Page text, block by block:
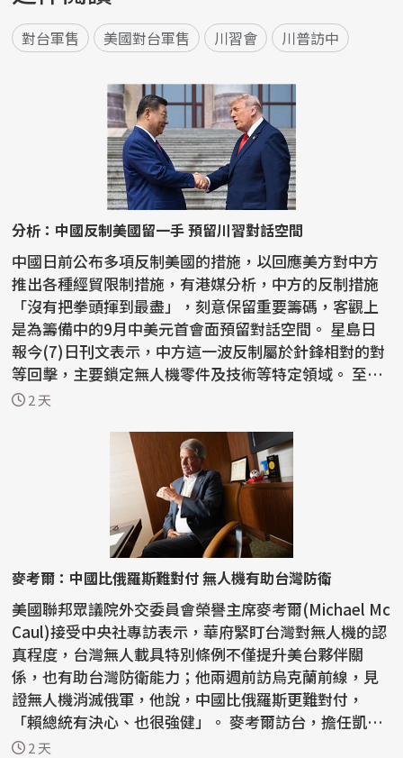
對台軍售 美國對台軍售 川習會 川普訪中
分析：中國反制美國留一手 預留川習對話空間
中國日前公布多項反制美國的措施，以回應美方對中方
推出各種經貿限制措施，有港媒分析，中方的反制措施
「沒有把拳頭揮到最盡」，刻意保留重要籌碼，客觀上
是為籌備中的9月中美元首會面預留對話空間。 星島日
報今(7)日刊文表示，中方這一波反制屬於針鋒相對的對
等回擊，主要鎖定無人機零件及技術等特定領域。 至於
稀土...
2 天
麥考爾：中國比俄羅斯難對付 無人機有助台灣防衛
美國聯邦眾議院外交委員會榮譽主席麥考爾(Michael Mc
Caul)接受中央社專訪表示，華府緊盯台灣對無人機的認
真程度，台灣無人載具特別條例不僅提升美台夥伴關
係，也有助台灣防衛能力；他兩週前訪烏克蘭前線，見
證無人機消滅俄軍，他說，中國比俄羅斯更難對付，
「賴總統有決心、也很強健」。 麥考爾訪台，擔任凱達
格蘭論壇...
2 天